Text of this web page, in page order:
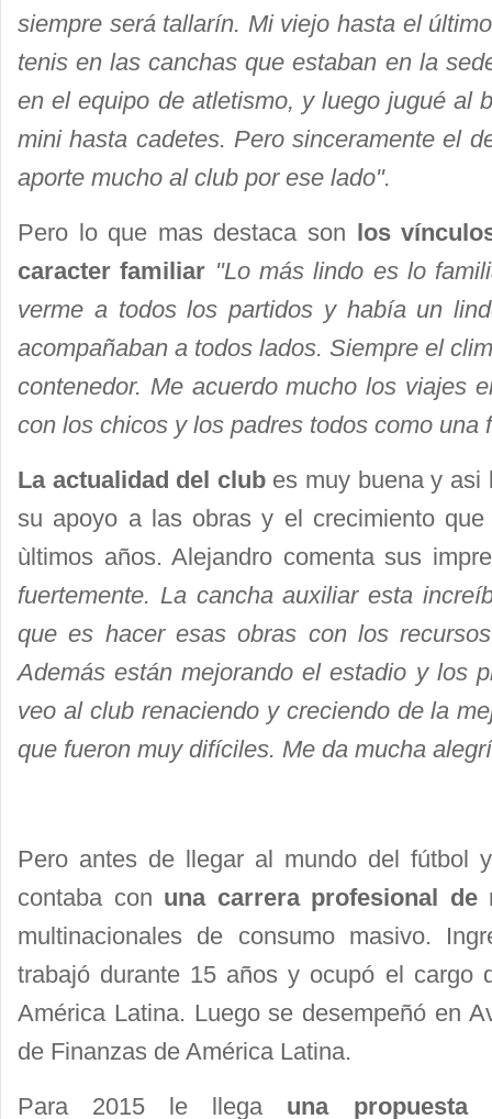
siempre será tallarín. Mi viejo hasta el
tenis en las canchas que estaban en la
en el equipo de atletismo, y luego jugué al
mini hasta cadetes. Pero sinceramente el
aporte mucho al club por ese lado".
Pero lo que mas destaca son los
caracter familiar "Lo más lindo es lo
verme a todos los partidos y había un
acompañaban a todos lados. Siempre el
contenedor. Me acuerdo mucho los viajes
con los chicos y los padres todos como una
La actualidad del clubes muy buena y asi
su apoyo a las obras y el crecimiento que
ùltimos años. Alejandro comenta sus
fuertemente. La cancha auxiliar esta
que es hacer esas obras con los
Además están mejorando el estadio y los
veo al club renaciendo y creciendo de la
que fueron muy difíciles. Me da mucha
Pero antes de llegar al mundo del fútbol
contaba con una carrera profesional de
multinacionales de consumo masivo.
trabajó durante 15 años y ocupó el cargo
América Latina. Luego se desempeñó en
de Finanzas de América Latina.
Para 2015 le llega una propuesta